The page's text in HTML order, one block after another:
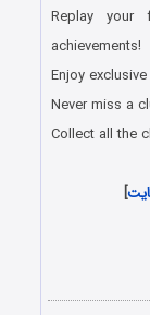
Replay your
achievements!
Enjoy
Never miss a
Collect all the
]